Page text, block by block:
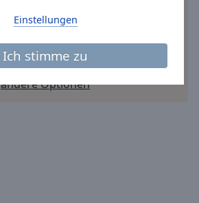
Ich stimme zu
Einstellungen
wollen.
andere Optionen